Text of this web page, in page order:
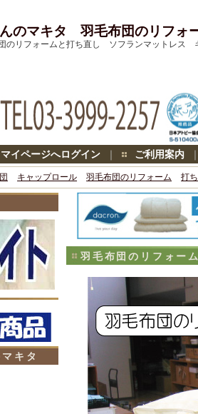
のマキタ 羽毛布団のリフ
のリフォームと打ち直し ソフランマットレ
マイページへログイン ｜ ご利用案内
キャップロール 羽毛布団のリフォーム 打
キタ
羽毛布団のリフォー